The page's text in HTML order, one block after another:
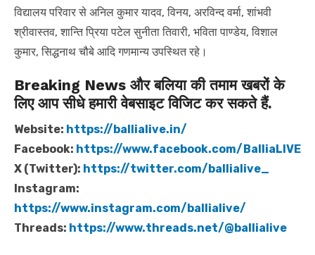
विद्यालय परिवार से अनिल कुमार यादव, विनय, अरविन्द वर्मा, शांभवी
श्रीवास्तव, शान्ति प्रिया पटेल सुनीता तिवारी, भविता पाण्डेय, विशाल
कुमार, सिद्धनाथ चौबे आदि गणमान्य उपस्थित रहे।
Breaking News और बलिया की तमाम खबरों के
लिए आप सीधे हमारी वेबसाइट विजिट कर सकते हैं.
Website: https://ballialive.in/
Facebook: https://www.facebook.com/BalliaLIVE
X (Twitter): https://twitter.com/ballialive_
Instagram:
https://www.instagram.com/ballialive/
Threads: https://www.threads.net/@ballialive